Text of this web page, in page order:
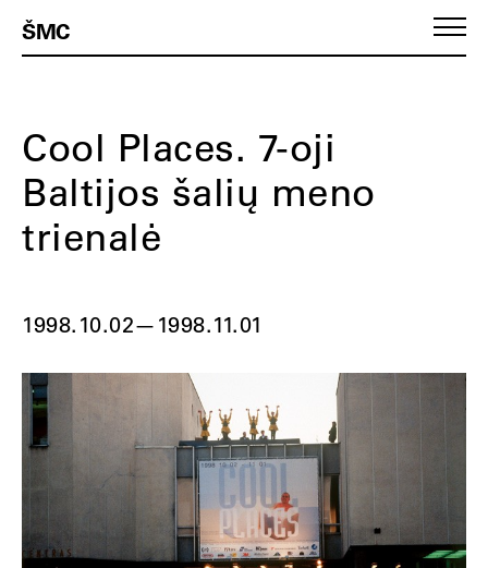
ŠMC
Cool Places. 7-oji
Baltijos šalių meno
trienalė
1998.10.02— 1998.11.01